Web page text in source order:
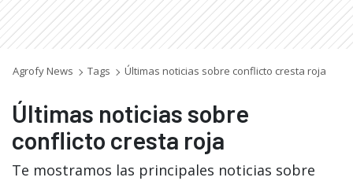
Agrofy News Tags Últimas noticias sobre conflicto cresta roja
Últimas noticias sobre
conflicto cresta roja
Te mostramos las principales noticias sobre